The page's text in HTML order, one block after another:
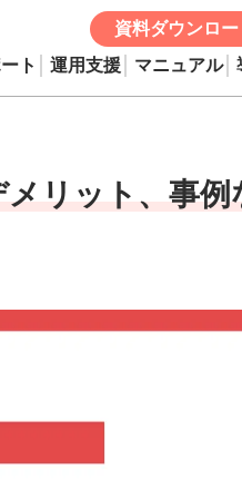
ト 運用支援 マニュアル
資料ダウンロー
リット、事例